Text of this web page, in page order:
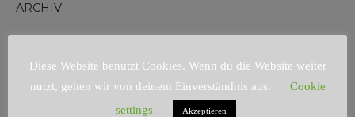
ARCHIV
KATEGORIEN
Diese Website benutzt Cookies. Wenn du die Website weiter
nutzt, gehen wir von deinem Einverständnis aus.
Cookie
settings
Akzeptieren